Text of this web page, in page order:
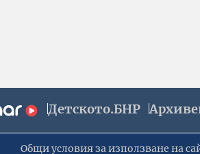
Детското.БНР
Общи условия за използване на